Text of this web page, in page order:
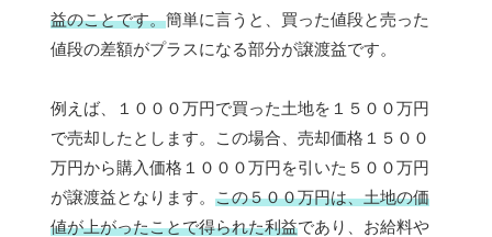
益のことです。簡単に言うと、買った値段と売った
値段の差額がプラスになる部分が譲渡益です。
例えば、１０００万円で買った土地を１５００万円
で売却したとします。この場合、売却価格１５００
万円から購入価格１０００万円を引いた５００万円
が譲渡益となります。 この５００万円は、土地の価
値が上がったことで得られた利益であり、お給料や